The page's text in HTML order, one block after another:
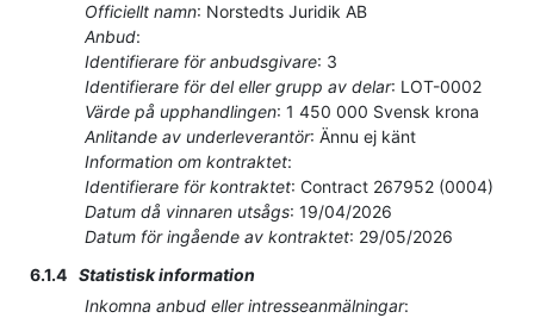
Officiellt namn: Norstedts Juridik AB
Anbud:
Identifierare för anbudsgivare: 3
Identifierare för del eller grupp av delar: LOT-0002
Värde på upphandlingen: 1 450 000 Svensk krona
Anlitande av underleverantör: Ännu ej känt
Information om kontraktet:
Identifierare för kontraktet: Contract 267952 (0004)
Datum då vinnaren utsågs: 19/04/2026
Datum för ingående av kontraktet: 29/05/2026
6.1.4 Statistisk information
Inkomna anbud eller intresseanmälningar: